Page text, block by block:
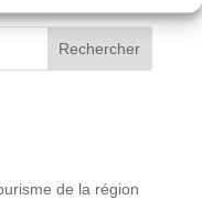
Rechercher
de la région